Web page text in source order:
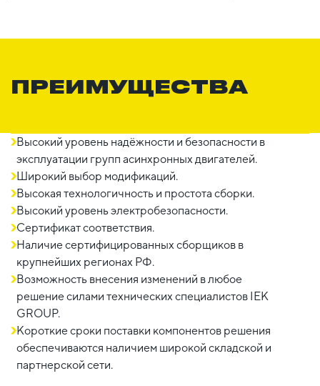
ПРЕИМУЩЕСТВА
Высокий уровень надёжности и безопасности в
эксплуатации групп асинхронных двигателей.
Широкий выбор модификаций.
Высокая технологичность и простота сборки.
Высокий уровень электробезопасности.
Сертификат соответствия.
Наличие сертифицированных сборщиков в
крупнейших регионах РФ.
Возможность внесения изменений в любое
решение силами технических специалистов IEK
GROUP.
Короткие сроки поставки компонентов решения
обеспечиваются наличием широкой складской и
партнерской сети.